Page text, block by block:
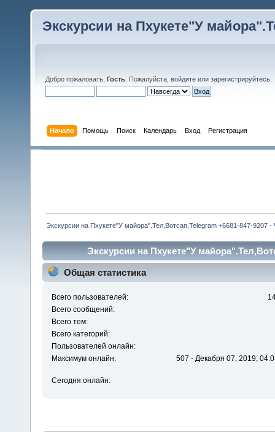
Экскурсии на Пхукете"У
Добро пожаловать, Гость . Пожалуйста, войдите или зарегистрируйтесь
Начало Помощь Поиск Календарь Вход Регистрация
Экскурсии на Пхукете"У майора".Тел,Вотсап,Telegram +6681-847-9207 -
Экскурсии на Пхукете"У
Общая статистика
Всего пользователей:
Всего сообщений:
Всего тем:
Всего категорий:
Пользователей онлайн:
Максимум онлайн:
507 - Декабря 07, 2019,
Сегодня онлайн: